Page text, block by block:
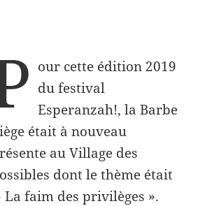
our cette édition 2019
du festival
Esperanzah!, la Barbe
était à nouveau
au Village des
dont le thème était
faim des privilèges ».